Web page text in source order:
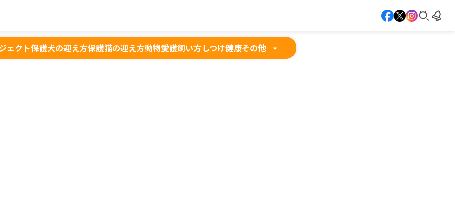
ェクト保護犬の迎え方保護猫の迎え方動物愛護飼い方しつけ健康その他